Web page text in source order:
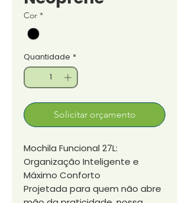
Cor *
Quantidade *
Solicitar orçamento
Mochila Funcional 27L:
Organização Inteligente e
Máximo Conforto
Projetada para quem não abre